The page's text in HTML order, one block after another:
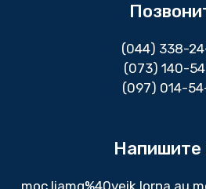
(044) 338-
(073) 140-
(097) 014-
Напишите